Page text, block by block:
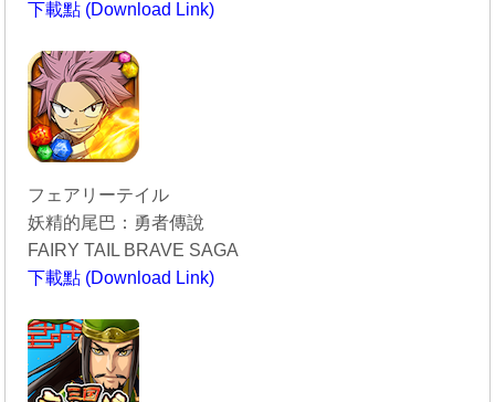
下載點 (Download Link)
フェアリーテイル
妖精的尾巴：勇者傳說
FAIRY TAIL BRAVE SAGA
下載點 (Download Link)